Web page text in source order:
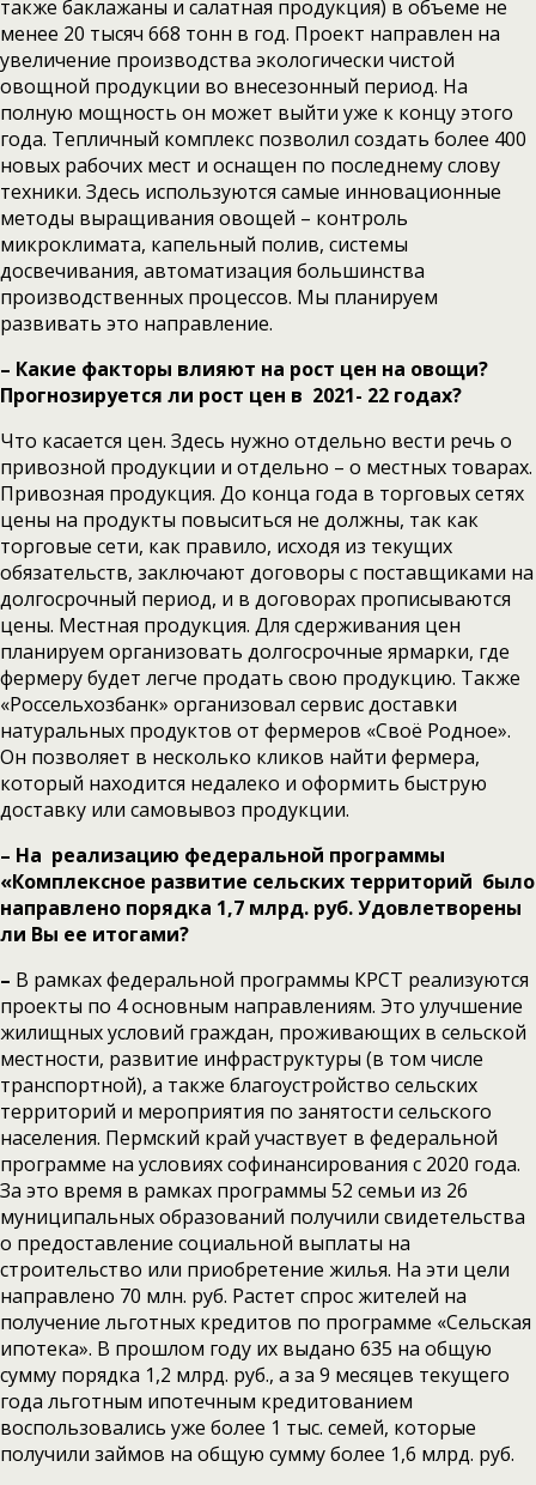
также баклажаны и салатная продукция) в объеме не
менее 20 тысяч 668 тонн в год. Проект направлен на
увеличение производства экологически чистой
овощной продукции во внесезонный период. На
полную мощность он может выйти уже к концу этого
года. Тепличный комплекс позволил создать более 400
новых рабочих мест и оснащен по последнему слову
техники. Здесь используются самые инновационные
методы выращивания овощей – контроль
микроклимата, капельный полив, системы
досвечивания, автоматизация большинства
производственных процессов. Мы планируем
развивать это направление.
– Какие факторы влияют на рост цен на овощи?
Прогнозируется ли рост цен в 2021- 22 годах?
Что касается цен. Здесь нужно отдельно вести речь о
привозной продукции и отдельно – о местных товарах.
Привозная продукция. До конца года в торговых сетях
цены на продукты повыситься не должны, так как
торговые сети, как правило, исходя из текущих
обязательств, заключают договоры с поставщиками на
долгосрочный период, и в договорах прописываются
цены. Местная продукция. Для сдерживания цен
планируем организовать долгосрочные ярмарки, где
фермеру будет легче продать свою продукцию. Также
«Россельхозбанк» организовал сервис доставки
натуральных продуктов от фермеров «Своё Родное».
Он позволяет в несколько кликов найти фермера,
который находится недалеко и оформить быструю
доставку или самовывоз продукции.
– На реализацию федеральной программы
«Комплексное развитие сельских территорий было
направлено порядка 1,7 млрд. руб. Удовлетворены
ли Вы ее итогами?
– В рамках федеральной программы КРСТ реализуются
проекты по 4 основным направлениям. Это улучшение
жилищных условий граждан, проживающих в сельской
местности, развитие инфраструктуры (в том числе
транспортной), а также благоустройство сельских
территорий и мероприятия по занятости сельского
населения. Пермский край участвует в федеральной
программе на условиях софинансирования с 2020 года.
За это время в рамках программы 52 семьи из 26
муниципальных образований получили свидетельства
о предоставление социальной выплаты на
строительство или приобретение жилья. На эти цели
направлено 70 млн. руб. Растет спрос жителей на
получение льготных кредитов по программе «Сельская
ипотека». В прошлом году их выдано 635 на общую
сумму порядка 1,2 млрд. руб., а за 9 месяцев текущего
года льготным ипотечным кредитованием
воспользовались уже более 1 тыс. семей, которые
получили займов на общую сумму более 1,6 млрд. руб.